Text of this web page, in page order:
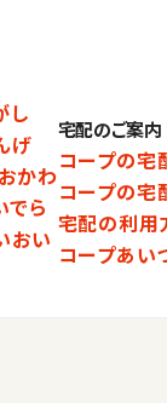
し
げ
かわ
でら
おい
宅配のご案内
コープの宅
コープの宅
宅配の利用
コープあい